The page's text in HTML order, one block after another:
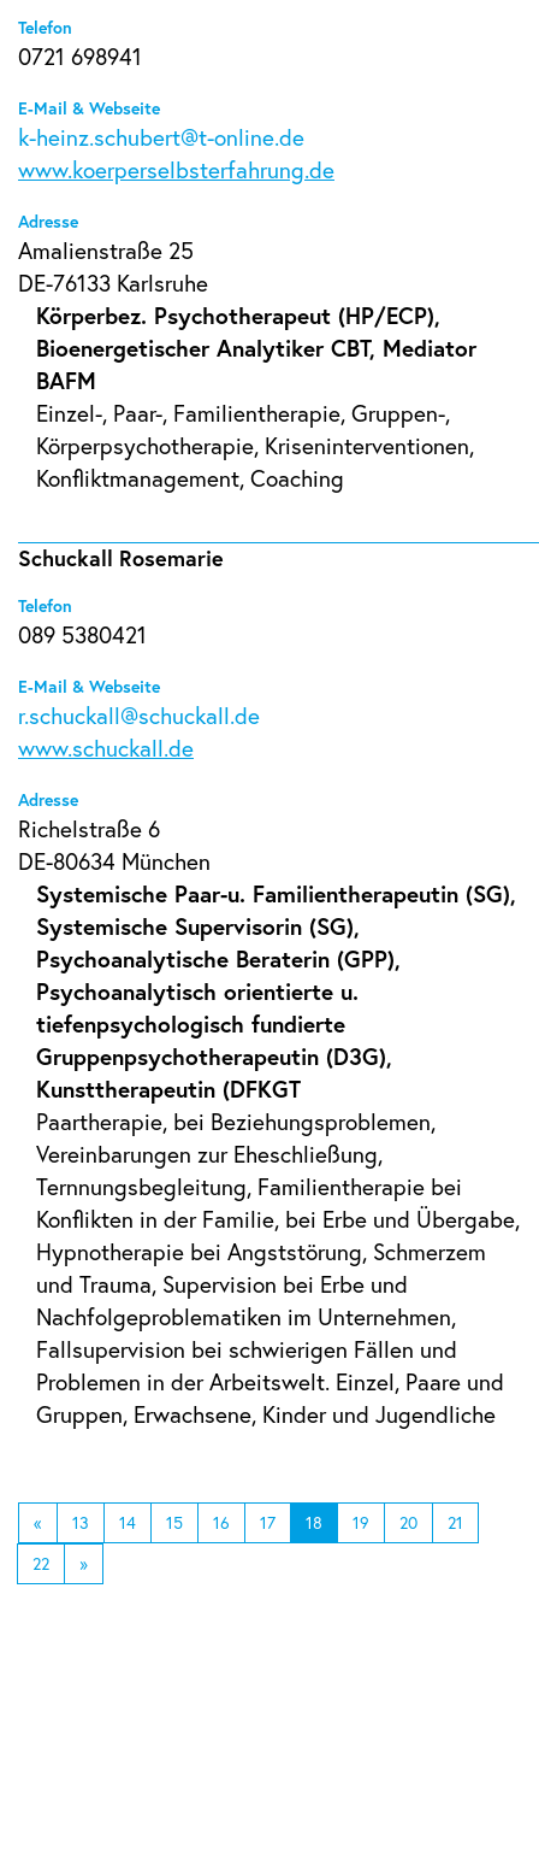
Telefon
0721 698941
E-Mail & Webseite
k-heinz.schubert@t-online.de
www.koerperselbsterfahrung.de
Adresse
Amalienstraße 25
DE-76133 Karlsruhe
Körperbez. Psychotherapeut (HP/ECP),
Bioenergetischer Analytiker CBT, Mediator
BAFM
Einzel-, Paar-, Familientherapie, Gruppen-,
Körperpsychotherapie, Kriseninterventionen,
Konfliktmanagement, Coaching
Schuckall Rosemarie
Telefon
089 5380421
E-Mail & Webseite
r.schuckall@schuckall.de
www.schuckall.de
Adresse
Richelstraße 6
DE-80634 München
Systemische Paar-u. Familientherapeutin (SG),
Systemische Supervisorin (SG),
Psychoanalytische Beraterin (GPP),
Psychoanalytisch orientierte u.
tiefenpsychologisch fundierte
Gruppenpsychotherapeutin (D3G),
Kunsttherapeutin (DFKGT
Paartherapie, bei Beziehungsproblemen,
Vereinbarungen zur Eheschließung,
Ternnungsbegleitung, Familientherapie bei
Konflikten in der Familie, bei Erbe und Übergabe,
Hypnotherapie bei Angststörung, Schmerzem
und Trauma, Supervision bei Erbe und
Nachfolgeproblematiken im Unternehmen,
Fallsupervision bei schwierigen Fällen und
Problemen in der Arbeitswelt. Einzel, Paare und
Gruppen, Erwachsene, Kinder und Jugendliche
« 13 14 15 16 17 18 19 20
21
22
»